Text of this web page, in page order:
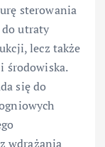
sterowania
utraty
lecz także
środowiska.
się do
wdrażania